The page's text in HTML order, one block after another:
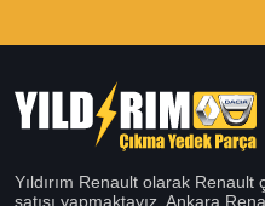
Yıldırım Renault olarak
satışı yapmaktayız. Ankara